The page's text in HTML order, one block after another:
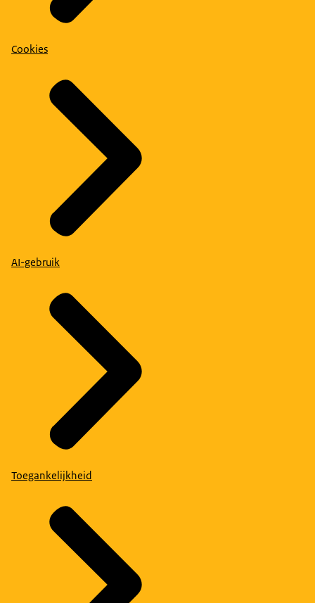
Cookies
AI-gebruik
Toegankelijkheid